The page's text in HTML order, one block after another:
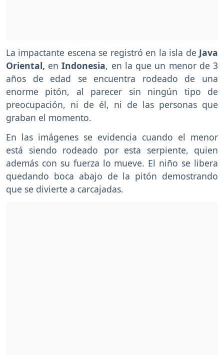
La impactante escena se registró en la isla de Java
Oriental, enIndonesia, en la que un menor de 3
años de edad se encuentra rodeado de una
enorme pitón, al parecer sin ningún tipo de
preocupación, ni de él, ni de las personas que
graban el momento.
En las imágenes se evidencia cuando el menor
está siendo rodeado por esta serpiente, quien
además con su fuerza lo mueve. El niño se libera
quedando boca abajo de la pitón demostrando
que se divierte a carcajadas.